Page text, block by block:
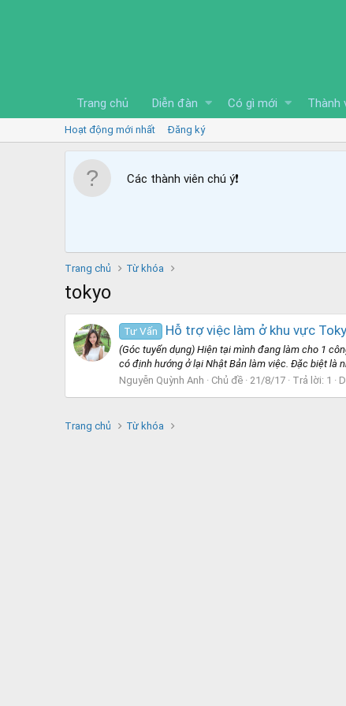
Trang chủ Diễn đàn Có gì mới Thành
Hoạt động mới nhất Đăng ký
Các thành viên chú ý❗️
Trang chủ Từ khóa
tokyo
Tư Vấn Hỗ trợ việc làm ở khu vực
(Góc tuyển dụng) Hiện tại mình đang làm cho 1
có định hướng ở lại Nhật Bản làm việc. Đặc biệt là
Nguyễn Quỳnh Anh
Chủ đề 21/8/17 Trả lời: 1
Trang chủ Từ khóa